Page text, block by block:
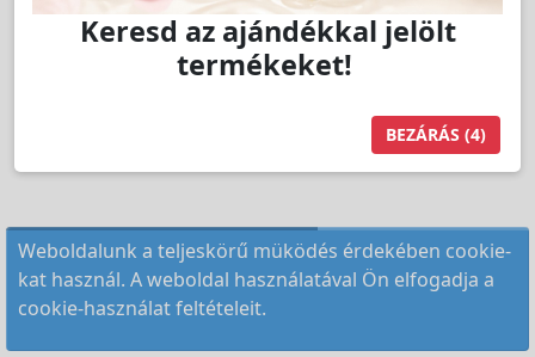
Weboldalunk a teljeskörű müködés érdekében cookie-
kat használ. A weboldal használatával Ön elfogadja a
cookie-használat feltételeit.
Keresd az ajándékkal jelölt
termékeket!
BEZÁRÁS (4)